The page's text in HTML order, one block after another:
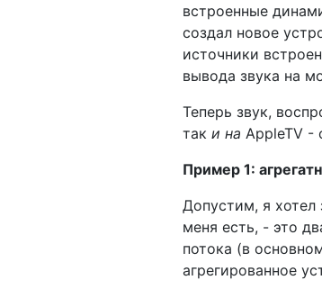
встроенные
создал новое
источники
вывода звука на
Теперь звук,
так и на AppleTV -
Пример 1:
Допустим, я хотел
меня есть, - это
потока (в
агрегированное